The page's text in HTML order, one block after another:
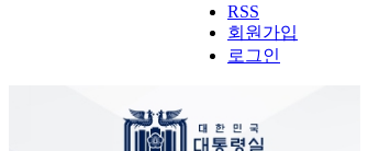
RSS
회원가입
로그인